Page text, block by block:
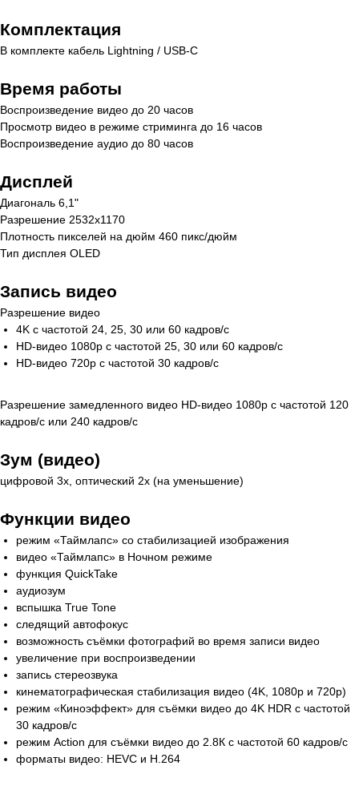
Комплектация
В комплекте кабель Lightning / USB-C
Время работы
Воспроизведение видео до 20 часов
Просмотр видео в режиме стриминга до 16 часов
Воспроизведение аудио до 80 часов
Дисплей
Диагональ 6,1"
Разрешение 2532x1170
Плотность пикселей на дюйм 460 пикс/дюйм
Тип дисплея OLED
Запись видео
Разрешение видео
4K с частотой 24, 25, 30 или 60 кадров/ с
HD-видео 1080p с частотой 25, 30 или 60 кадров/ с
HD-видео 720p с частотой 30 кадров/ с
Разрешение замедленного видео HD-видео 1080р c частотой 120
кадров/ с или 240 кадров/ с
Зум (видео)
цифровой 3х, оптический 2x (на уменьшение)
Функции видео
режим «Таймлапс» со стабилизацией изображения
видео «Таймлапс» в Ночном режиме
функция QuickTake
аудиозум
вспышка True Tone
следящий автофокус
возможность съёмки фотографий во время записи видео
увеличение при воспроизведении
запись стереозвука
кинематографическая стабилизация видео (4K, 1080p и 720p)
режим «Киноэффект» для съёмки видео до 4K HDR с частотой
30 кадров/с
режим Action для съёмки видео до 2.8К с частотой 60 кадров/с
форматы видео: HEVC и H.264